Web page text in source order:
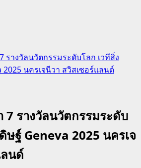
รางวัลนวัตกรรมระดับโลก เวทีสิ่ง
2025 นครเจนีวา สวิสเซอร์แลนด์
รางวัลนวัตกรรมระดับ
ษฐ์ Geneva 2025 นครเจ
นด์